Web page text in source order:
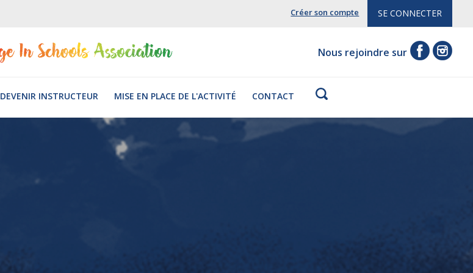
Créer son compte SE CONNECTER
Nous rejoindre sur
DEVENIR INSTRUCTEUR MISE EN PLACE DE L'ACTIVITÉ CONTACT